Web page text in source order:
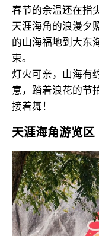
春节的余温还在指
天涯海角的浪漫夕
的山海福地到大东
束。
灯火可亲，山海有
意，踏着浪花的节
接着舞！
天涯海角游览区